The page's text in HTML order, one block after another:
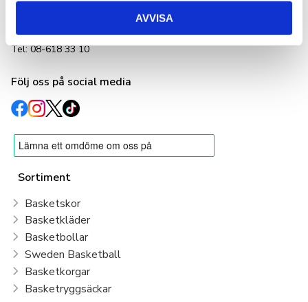
AVVISA
Adlerbethsgatan 19,
info@basketshop.se
Tel: 08-618 33 10
Följ oss på social media
Sortiment
Basketskor
Basketkläder
Basketbollar
Sweden Basketball
Basketkorgar
Basketryggsäckar